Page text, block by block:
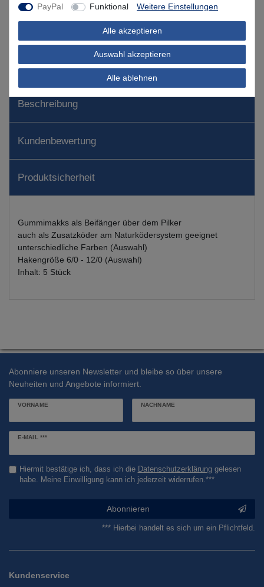
Beschreibung
Kundenbewertung
Produktsicherheit
Gummimakks als Beifänger über dem Pilker
auch als Zusatzköder am Naturködersystem geeignet
unterschiedliche Farben (Auswahl)
Hakengröße 6/0 - 12/0 (Auswahl)
Inhalt: 5 Stück
Abonniere unseren Newsletter und bleibe so über unsere
Neuheiten und Angebote informiert.
VORNAME NACHNAME
E-MAIL ***
Newsletter
Hiermit bestätige ich, dass ich die Daten­schutz­erklärunggelesen
habe. Meine Einwilligung kann ich jederzeit widerrufen.***
Abonnieren
*** Hierbei handelt es sich um ein Pflichtfeld.
Kundenservice
PayPal
Funktional Weitere Einstellungen
Alle akzeptieren
Auswahl akzeptieren
Alle ablehnen